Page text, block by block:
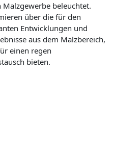
beleuchtet.
über die für den
Entwicklungen und
aus dem Malzbereich,
einen regen
bieten.